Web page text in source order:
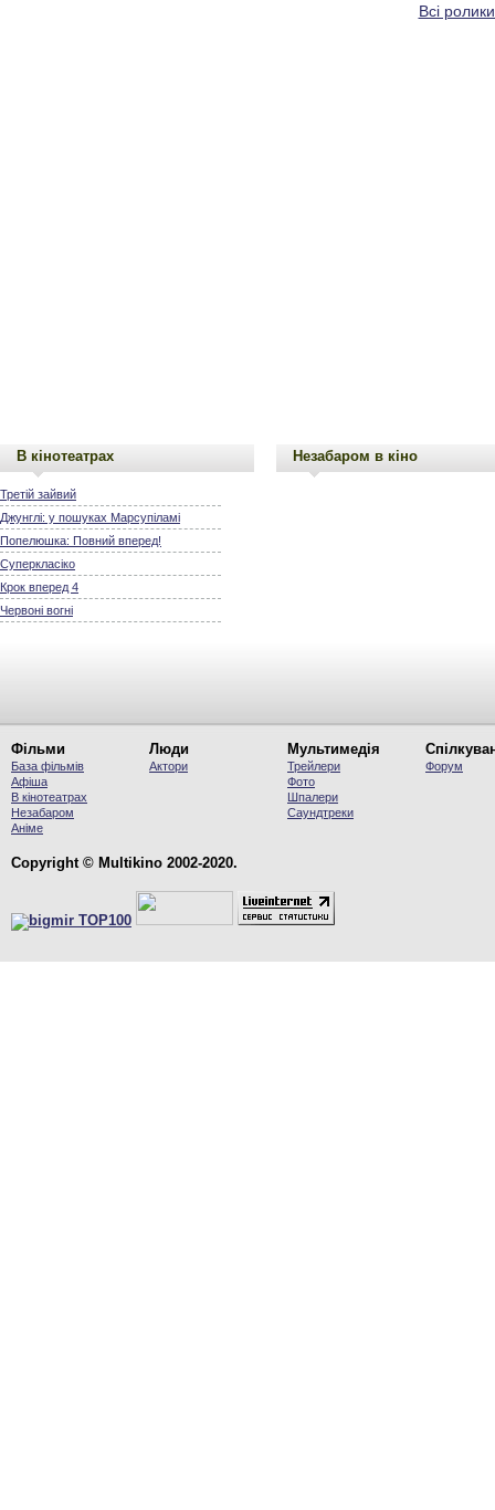
Всі
В кінотеатрах
Третій зайвий
Джунглі: у пошуках Марсупіламі
Попелюшка: Повний вперед!
Суперкласіко
Крок вперед 4
Червоні вогні
Незабаром в кіно
Фільми
База фільмів
Афіша
В кінотеатрах
Незабаром
Аніме
Люди
Актори
Мультимедія
Трейлери
Фото
Шпалери
Саундтреки
Форум
Copyright © Multikino 2002-2020.